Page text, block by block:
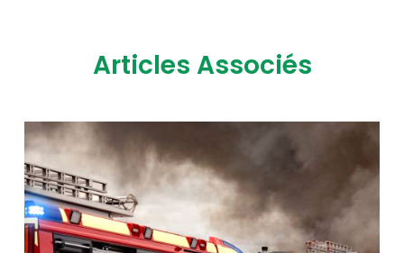
Articles Associés